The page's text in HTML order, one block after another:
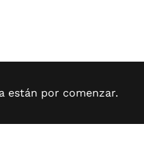
están por comenzar.